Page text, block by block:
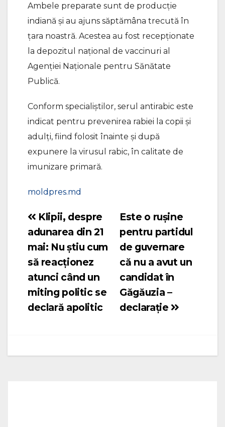
Ambele preparate sunt de producție
indiană și au ajuns săptămâna trecută în
ţara noastră. Acestea au fost recepţionate
la depozitul naţional de vaccinuri al
Agenţiei Naţionale pentru Sănătate
Publică.
Conform specialiștilor, serul antirabic este
indicat pentru prevenirea rabiei la copii şi
adulţi, fiind folosit înainte şi după
expunere la virusul rabic, în calitate de
imunizare primară.
moldpres.md
Navigare
în
articole
Este o rușine
pentru partidul
de guvernare
că nu a avut un
candidat în
Găgăuzia –
declarație
Klipii, despre
adunarea din 21
mai: Nu știu cum
să reacționez
atunci când un
miting politic se
declară apolitic